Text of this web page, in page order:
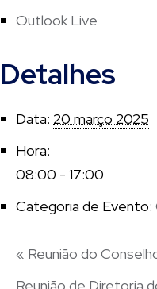
Outlook Live
Detalhes
Data: 20 março 2025
Hora:
08:00 - 17:00
Categoria de Evento:
« Reunião do
Reunião de Diretoria